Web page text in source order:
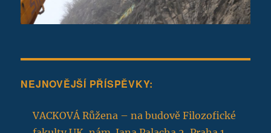
NEJNOVĚJŠÍ PŘÍSPĚVKY:
VACKOVÁ Růžena – na budově Filozofické